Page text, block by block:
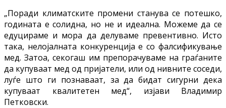
„Поради климатските промени станува се потешко,
годината е солидна, но не и идеална. Можеме да се
едуцираме и мора да делуваме превентивно. Исто
така, нелојалната конкуренција е со фалсификување
мед. Затоа, секогаш им препорачуваме на граѓаните
да купуваат мед од пријатели, или од нивните соседи,
луѓе што ги познаваат, за да бидат сигурни дека
купуваат квалитетен мед“, изјави Владимир
Петковски.